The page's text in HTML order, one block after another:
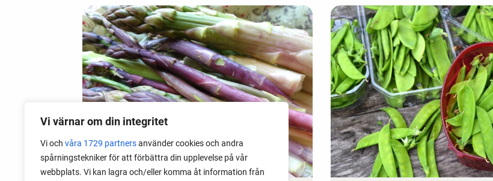
Vi värnar om din integritet
Vi och våra 1729 partnersanvänder cookies och andra
spårningstekniker för att förbättra din upplevelse på vår
webbplats. Vi kan lagra och/eller komma åt information från